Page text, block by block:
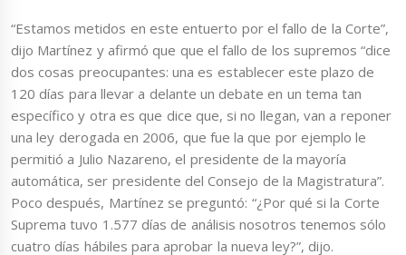
“Estamos metidos en este entuerto por el fallo de la Corte”,
dijo Martínez y afirmó que que el fallo de los supremos “dice
dos cosas preocupantes: una es establecer este plazo de
120 días para llevar a delante un debate en un tema tan
específico y otra es que dice que, si no llegan, van a reponer
una ley derogada en 2006, que fue la que por ejemplo le
permitió a Julio Nazareno, el presidente de la mayoría
automática, ser presidente del Consejo de la Magistratura”.
Poco después, Martínez se preguntó: “¿Por qué si la Corte
Suprema tuvo 1.577 días de análisis nosotros tenemos sólo
cuatro días hábiles para aprobar la nueva ley?”, dijo.